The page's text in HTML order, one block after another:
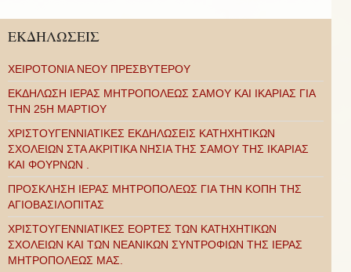
ΕΚΔΗΛΩΣΕΙΣ
ΧΕΙΡΟΤΟΝΙΑ ΝΕΟΥ ΠΡΕΣΒΥΤΕΡΟΥ
ΕΚΔΗΛΩΣΗ ΙΕΡΑΣ ΜΗΤΡΟΠΟΛΕΩΣ ΣΑΜΟΥ ΚΑΙ ΙΚΑΡΙΑΣ ΓΙΑ
ΤΗΝ 25Η ΜΑΡΤΙΟΥ
ΧΡΙΣΤΟΥΓΕΝΝΙΑΤΙΚΕΣ ΕΚΔΗΛΩΣΕΙΣ ΚΑΤΗΧΗΤΙΚΩΝ
ΣΧΟΛΕΙΩΝ ΣΤΑ ΑΚΡΙΤΙΚΑ ΝΗΣΙΑ ΤΗΣ ΣΑΜΟΥ ΤΗΣ ΙΚΑΡΙΑΣ
ΚΑΙ ΦΟΥΡΝΩΝ .
ΠΡΟΣΚΛΗΣΗ ΙΕΡΑΣ ΜΗΤΡΟΠΟΛΕΩΣ ΓΙΑ ΤΗΝ ΚΟΠΗ ΤΗΣ
ΑΓΙΟΒΑΣΙΛΟΠΙΤΑΣ
ΧΡΙΣΤΟΥΓΕΝΝΙΑΤΙΚΕΣ ΕΟΡΤΕΣ ΤΩΝ ΚΑΤΗΧΗΤΙΚΩΝ
ΣΧΟΛΕΙΩΝ ΚΑΙ ΤΩΝ ΝΕΑΝΙΚΩΝ ΣΥΝΤΡΟΦΙΩΝ ΤΗΣ ΙΕΡΑΣ
ΜΗΤΡΟΠΟΛΕΩΣ ΜΑΣ.